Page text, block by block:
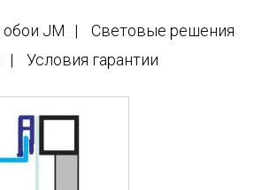
JM
Световые решения
Условия гарантии